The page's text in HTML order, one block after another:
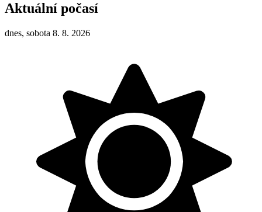
Aktuální počasí
dnes, sobota 8. 8. 2026